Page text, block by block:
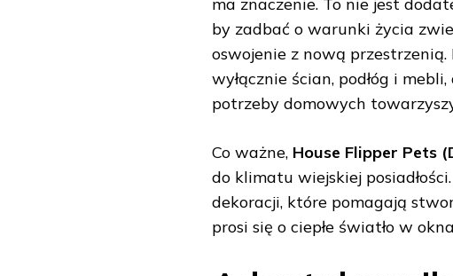
ma znaczenie. To nie jest
by zadbać o warunki życia
oswojenie z nową
wyłącznie ścian, podłóg i
potrzeby domowych
Co ważne, House Flipper Pets
do klimatu wiejskiej
dekoracji, które pomagają
prosi się o ciepłe światło w